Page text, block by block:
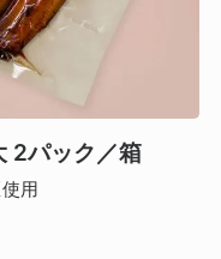
2パック／箱
用